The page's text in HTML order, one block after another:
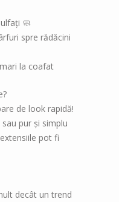
🧼
spre rădăcini
la coafat
de look rapidă!
pur și simplu
pot fi
decât un trend